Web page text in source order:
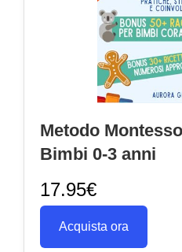
Metodo
Bimbi 0-3 anni
17.95€
Acquista ora